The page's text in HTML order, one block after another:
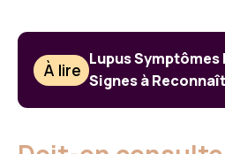
À lire
Lupus Symptômes
Signes à